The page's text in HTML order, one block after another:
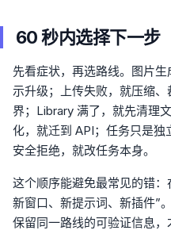
60 秒内选择下一步
先看症状，再选路线。图片
示升级；上传失败，就压缩
界；Library 满了，就先清理
化，就迁到 API；任务只是独
安全拒绝，就改任务本身。
这个顺序能避免最常见的错：
新窗口、新提示词、新插件”
保留同一路线的可验证信息，